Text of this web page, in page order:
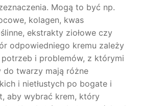
Mogą to być np.
kolagen, kwas
ekstrakty ziołowe czy
odpowiedniego kremu zależy
i problemów, z którymi
do twarzy mają różne
i nietłustych po bogate i
aby wybrać krem, który